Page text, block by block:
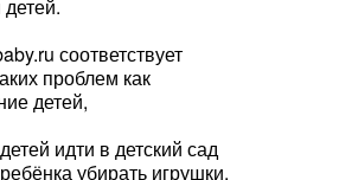
соответствует
проблем как
детей,
идти в детский сад
убирать игрушки.